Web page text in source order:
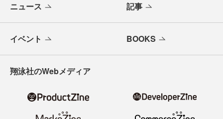
ニュース 記事
イベント BOOKS
翔泳社のWebメディア